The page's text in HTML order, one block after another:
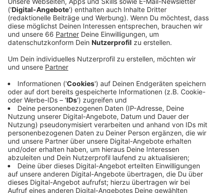
des D'haus vorgeschlagen worden.
Veröffentlicht:Donnerstag, 21.09.2023 15:12
Anzeige
In der Kategorie "Inszenierung Schauspiel" ist das
Stück "Johann Holtrop" in der Regie von Stefan
Bachmann dabei. Und Schauspieler Christian Friedel ist
in der Kategorie "Darsteller/Darstellerin Schauspiel"
für seine Leistung in Robert Wilsons "Dorian" nominiert,
einem ein-Mann Stück. Der FAUST ist ein Preis von
Theaterschaffenden für Theaterschaffende. 12
Kategorien gibt es aktuell. Jeweils zwei
Mitbewerberinnen oder -bewerber sind mit den
Düsseldorfern im Rennen. Die Preise werden Ende